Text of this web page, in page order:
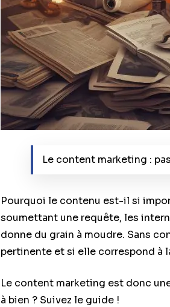
Le content marketing :
Pourquoi le contenu est-il si
soumettant une requête, les
donne du grain à moudre. Sans
pertinente et si elle correspond à
Le content marketing est donc
à bien ? Suivez le guide !